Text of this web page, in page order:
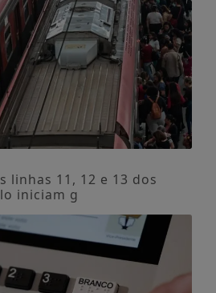
linhas 11, 12 e 13 dos
iniciam g